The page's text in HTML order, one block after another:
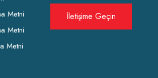
Metni
Metni
Metni
İletişime Geçin